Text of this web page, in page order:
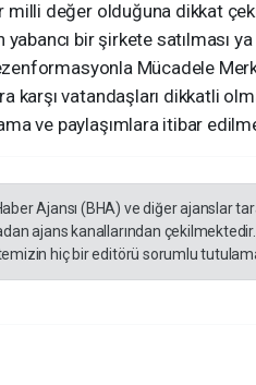
değer olduğuna dikkat
bir şirkete satılması
Mücadele
karşı vatandaşları dikkatli
ve paylaşımlara itibar
Ajansı (BHA) ve diğer ajanslar
ajans kanallarından
hiç bir editörü sorumlu